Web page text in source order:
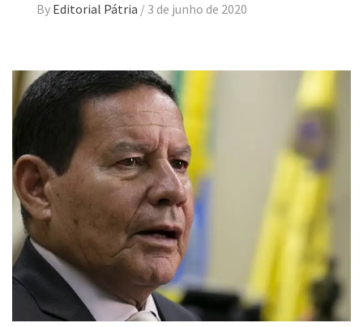
By Editorial Pátria / 3 de junho de 2020